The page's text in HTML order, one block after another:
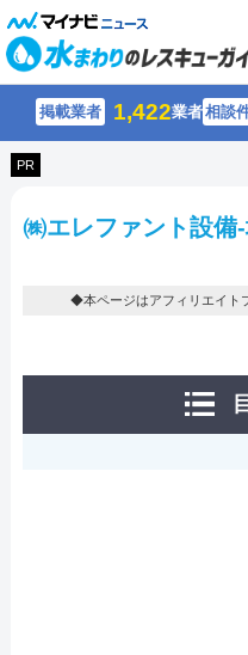
掲載業者 1,422業者相談
PR
㈱エレファント設備
◆本ページはアフィリエイト